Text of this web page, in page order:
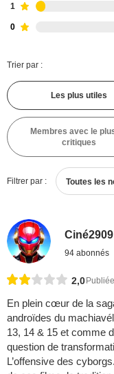
1
0
Trier par :
Les plus utiles
Membres avec le
critiques
Filtrer par : Toutes les
Ciné2909
94 abonnés
2,0
En plein cœur de la
androïdes du
13, 14 & 15 et comme
question de
L’offensive des